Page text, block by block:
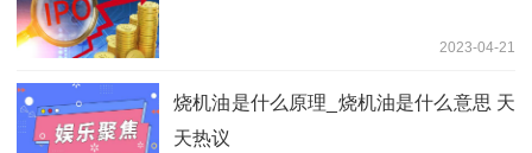
2023-04-21
烧机油是什么原理_烧机油是什么意思 天
天热议